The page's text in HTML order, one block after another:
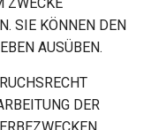
SIE KÖNNEN DEN
AUSÜBEN.
DER